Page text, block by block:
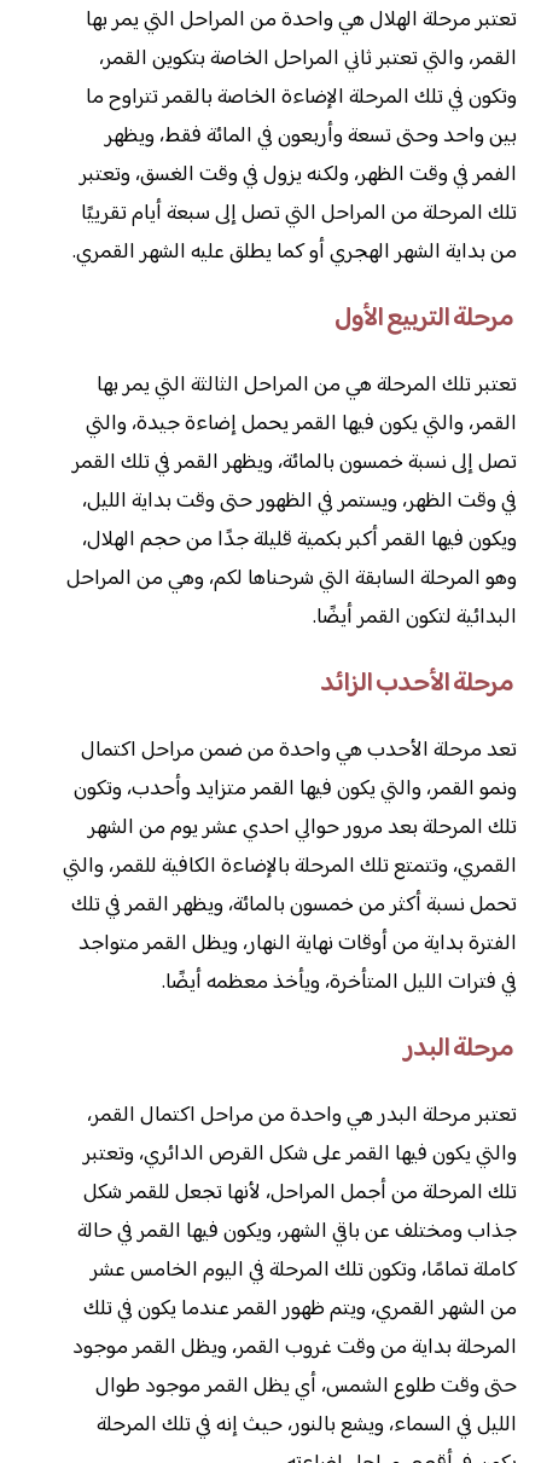
تعتبر مرحلة الهلال هي واحدة من المراحل التي يمر بها
القمر، والتي تعتبر ثاني المراحل الخاصة بتكوين القمر،
وتكون في تلك المرحلة الإضاءة الخاصة بالقمر تتراوح ما
بين واحد وحتى تسعة وأربعون في المائة فقط، ويظهر
الفمر في وقت الظهر، ولكنه يزول في وقت الغسق، وتعتبر
تلك المرحلة من المراحل التي تصل إلى سبعة أيام تقرييًا
من بداية الشهر الهجري أو كما يطلق عليه الشهر القمري.
مرحلة التربيع الأول
تعتبر تلك المرحلة هي من المراحل الثالثة التي يمر بها
القمر، والتي يكون فيها القمر يحمل إضاءة جيدة، والتي
تصل إلى نسبة خمسون بالمائة، ويظهر القمر في تلك القمر
في وقت الظهر، ويستمر في الظهور حتى وقت بداية الليل،
ويكون فيها القمر أكبر بكمية قليلة جدًا من حجم الهلال،
وهو المرحلة السابقة التي شرحناها لكم، وهي من المراحل
البدائية لتكون القمر أيضًا.
مرحلة الأحدب الزائد
تعد مرحلة الأحدب هي واحدة من ضمن مراحل اكتمال
ونمو القمر، والتي يكون فيها القمر متزايد وأحدب، وتكون
تلك المرحلة بعد مرور حوالي احدي عشر يوم من الشهر
القمري، وتتمتع تلك المرحلة بالإضاءة الكافية للقمر، والتي
تحمل نسبة أكثر من خمسون بالمائة، ويظهر القمر في تلك
الفترة بداية من أوقات نهاية النهار، ويظل القمر متواجد
في فترات الليل المتأخرة، ويأخذ معظمه أيضًا.
مرحلة البدر
تعتبر مرحلة البدر هي واحدة من مراحل اكتمال القمر،
والتي يكون فيها القمر على شكل القرص الدائري، وتعتبر
تلك المرحلة من أجمل المراحل، لأنها تجعل للقمر شكل
جذاب ومختلف عن باقي الشهر، ويكون فيها القمر في حالة
كاملة تمامًا، وتكون تلك المرحلة في اليوم الخامس عشر
من الشهر القمري، ويتم ظهور القمر عندما يكون في تلك
المرحلة بداية من وقت غروب القمر، ويظل القمر موجود
حتى وقت طلوع الشمس، أي يظل القمر موجود طوال
الليل في السماء، ويشع بالنور، حيث إنه في تلك المرحلة